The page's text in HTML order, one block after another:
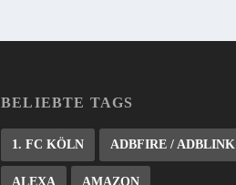
BELIEBTE TAGS
1. FC KÖLN ADBFIRE / ADBLINK
ALEXA AMAZON